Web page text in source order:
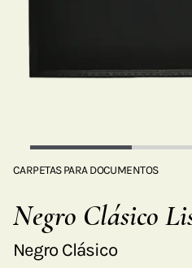
CARPETAS PARA DOCUMENTOS
Negro Clásico
Negro Clásico